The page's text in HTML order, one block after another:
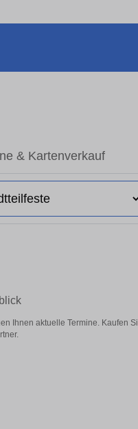
& Kartenverkauf
Ihnen aktuelle Termine. Kaufen